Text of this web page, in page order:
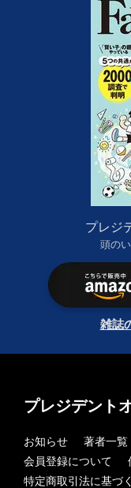
プレジ
頭の
雑誌
プレジデント
お知らせ 著者一覧
会員登録について
特定商取引法に基づ